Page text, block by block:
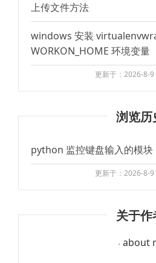
上传文件方法
windows 安装
WORKON_HOME 环境变量
更新于：2026-8-
浏览历
python 监控键盘输入的模
更新于：2026-8-9
关于作